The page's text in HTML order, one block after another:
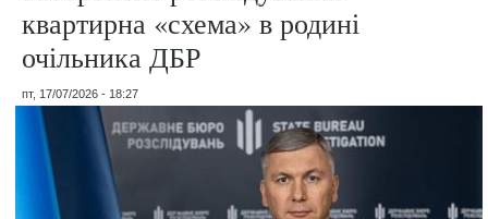
квартирна «схема» в родині
очільника ДБР
пт, 17/07/2026 - 18:27